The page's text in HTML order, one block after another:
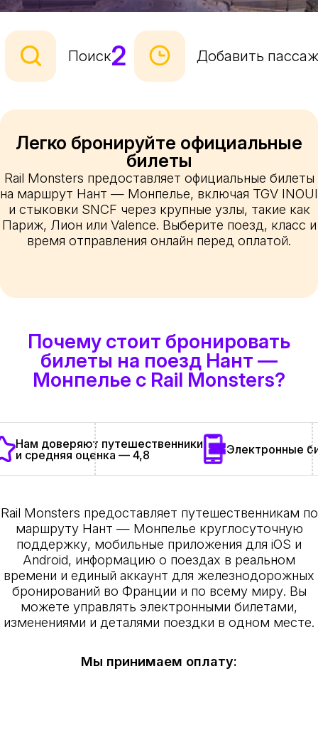
Поиск2 Добавить
Легко бронируйте официальные
билеты
Rail Monsters предоставляет официальные билеты
на маршрут Нант — Монпелье, включая TGV INOUI
и стыковки SNCF через крупные узлы, такие как
Париж, Лион или Valence. Выберите поезд, класс и
время отправления онлайн перед оплатой.
Почему стоит бронировать
билеты на поезд Нант —
Монпелье с Rail Monsters?
Нам доверяют путешественники
и средняя оценка — 4,8
Электронные
Rail Monsters предоставляет путешественникам по
маршруту Нант — Монпелье круглосуточную
поддержку, мобильные приложения для iOS и
Android, информацию о поездах в реальном
времени и единый аккаунт для железнодорожных
бронирований во Франции и по всему миру. Вы
можете управлять электронными билетами,
изменениями и деталями поездки в одном месте.
Мы принимаем оплату: